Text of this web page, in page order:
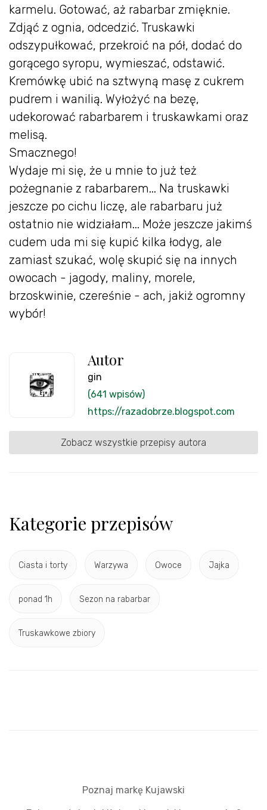
karmelu. Gotować, aż rabarbar zmięknie.
Zdjąć z ognia, odcedzić. Truskawki
odszypułkować, przekroić na pół, dodać do
gorącego syropu, wymieszać, odstawić.
Kremówkę ubić na sztwyną masę z cukrem
pudrem i wanilią. Wyłożyć na bezę,
udekorować rabarbarem i truskawkami oraz
melisą.
Smacznego!
Wydaje mi się, że u mnie to już też
pożegnanie z rabarbarem... Na truskawki
jeszcze po cichu liczę, ale rabarbaru już
ostatnio nie widziałam... Może jeszcze jakimś
cudem uda mi się kupić kilka łodyg, ale
zamiast szukać, wolę skupić się na innych
owocach - jagody, maliny, morele,
brzoskwinie, czereśnie - ach, jakiż ogromny
wybór!
Autor
gin
(641 wpisów)
https://razadobrze.blogspot.com
Zobacz wszystkie przepisy autora
Kategorie przepisów
Ciasta i torty Warzywa Owoce Jajka
ponad 1h Sezon na rabarbar
Truskawkowe zbiory
Poznaj markę Kujawski